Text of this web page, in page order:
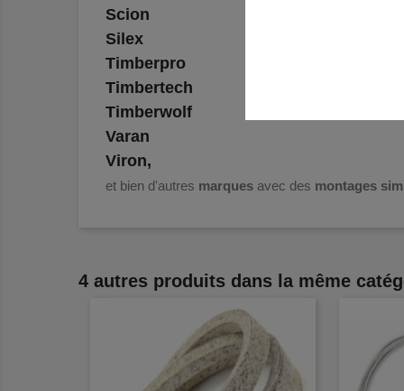
Scion
Silex
Timberpro
Timbertech
Timberwolf
Varan
Viron,
et bien d'autres marques avec des montages
4 autres produits dans la même